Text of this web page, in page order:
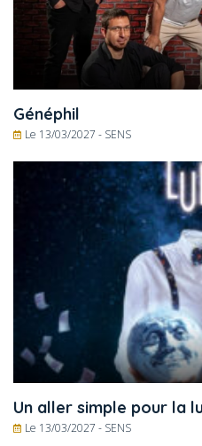
Généphil
Le 13/03/2027 - SENS
Un aller simple pour la
Le 13/03/2027 - SENS